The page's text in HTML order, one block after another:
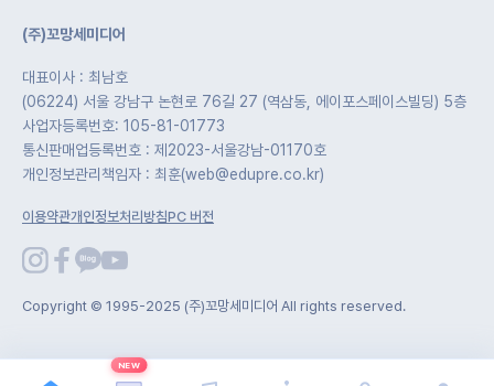
(주)꼬망세미디어
대표이사 : 최남호
(06224) 서울 강남구 논현로 76길 27 (역삼동, 에이포스페이스빌딩) 5층
사업자등록번호: 105-81-01773
통신판매업등록번호 : 제2023-서울강남-01170호
개인정보관리책임자 : 최훈(web@edupre.co.kr)
이용약관개인정보처리방침PC 버전
Copyright © 1995-2025 (주)꼬망세미디어 All rights reserved.
NEW